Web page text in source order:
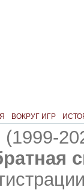
ВОКРУГ ИГР
(1999-